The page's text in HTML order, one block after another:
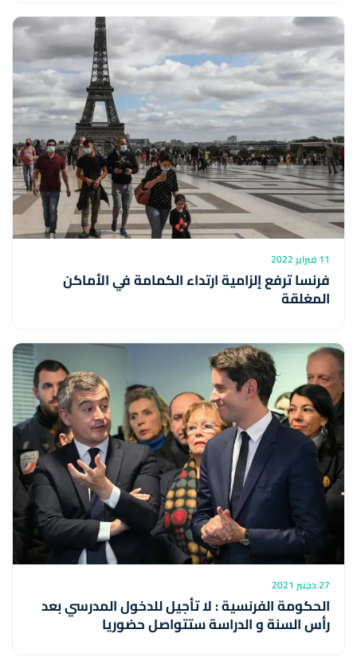
11 فبراير 2022
فرنسا ترفع إلزامية ارتداء الكمامة في الأماكن
المغلقة
27 دجنبر 2021
الحكومة الفرنسية : لا تأجيل للدخول المدرسي بعد
رأس السنة و الدراسة ستتواصل حضوريا